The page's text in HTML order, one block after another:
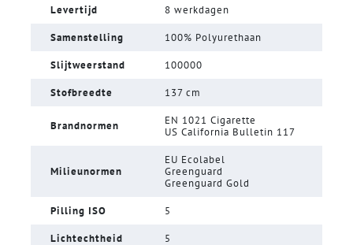
Levertijd 8 werkdagen
Samenstelling 100% Polyurethaan
Slijtweerstand 100000
Stofbreedte 137 cm
Brandnormen
EN 1021 Cigarette
US California Bulletin 117
Milieunormen
EU Ecolabel
Greenguard
Greenguard Gold
Pilling ISO 5
Lichtechtheid 5